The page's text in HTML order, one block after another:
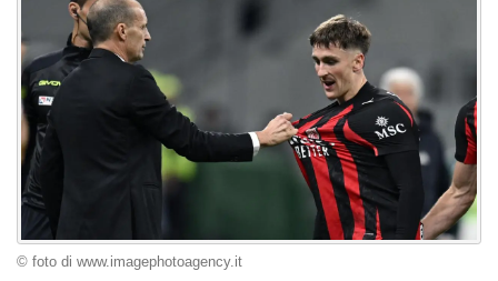
© foto di www.imagephotoagency.it